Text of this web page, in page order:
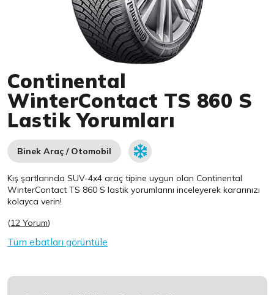
Continental
WinterContact TS 860 S
Lastik Yorumları
Binek Araç / Otomobil
Kış şartlarında SUV-4x4 araç tipine uygun olanContinental
WinterContact TS 860 S lastik yorumlarını inceleyerek kararınızı
kolayca verin!
(12 Yorum)
Tüm ebatları görüntüle